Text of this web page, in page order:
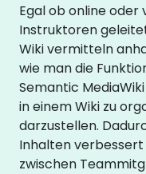
Egal ob online
Instruktoren
Wiki vermitteln
wie man die
Semantic
in einem Wiki zu
darzustellen.
Inhalten
zwischen